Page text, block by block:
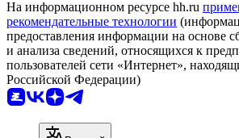
На информационном ресурсе hh.ru
рекомендательные технологии
предоставления информации на основе
и анализа сведений, относящихся к
пользователей сети «Интернет»,
Российской Федерации)